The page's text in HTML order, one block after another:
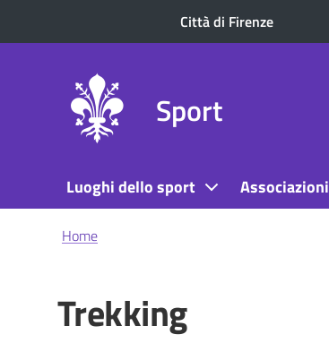
Città di Firenze
Sport
Luoghi dello sport Associazioni
Briciole
di
Home
Trekking